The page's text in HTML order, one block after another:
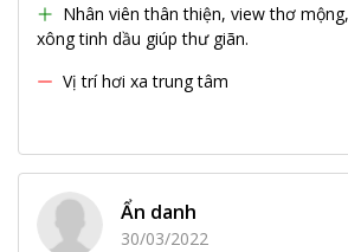
Nhân viên thân thiện, view thơ
xông tinh dầu giúp thư giãn.
Vị trí hơi xa trung tâm
Ẩn danh
30/03/2022